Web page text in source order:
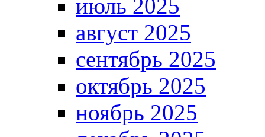
июль 2025
август 2025
сентябрь 2025
октябрь 2025
ноябрь 2025